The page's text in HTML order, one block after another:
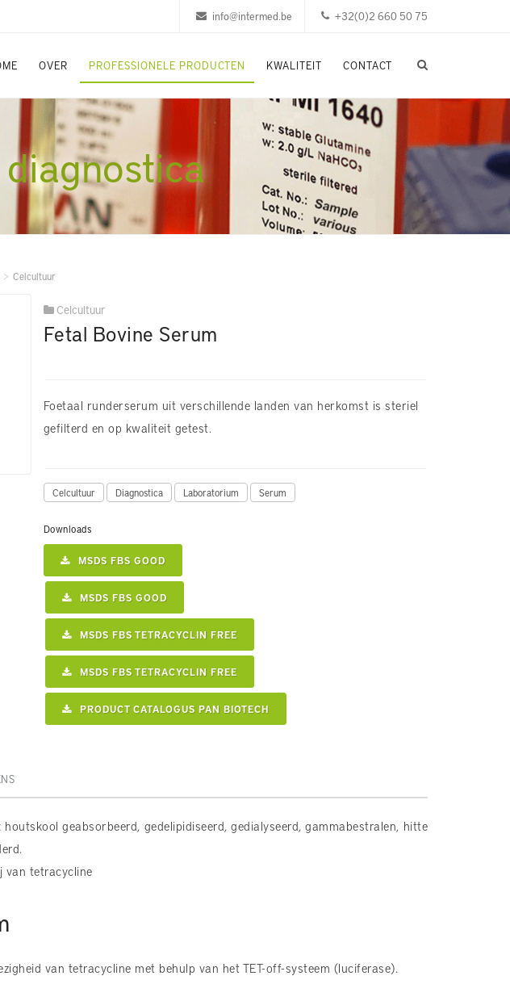
+32(0)2 660 50 75
info@intermed.be
OVER PROFESSIONELE PRODUCTEN KWALITEIT CONTACT
Celcultuur
Celcultuur
Fetal Bovine Serum
Foetaal runderserum uit verschillende landen van herkomst is steriel
gefilterd en op kwaliteit getest.
Celcultuur Diagnostica Laboratorium Serum
Downloads
MSDS FBS GOOD
MSDS FBS GOOD
MSDS FBS TETRACYCLIN FREE
MSDS FBS TETRACYCLIN FREE
PRODUCT CATALOGUS PAN BIOTECH
geabsorbeerd, gedelipidiseerd, gedialyseerd, gammabestralen, hitte
van tetracycline
van tetracycline met behulp van het TET-off-systeem (luciferase).